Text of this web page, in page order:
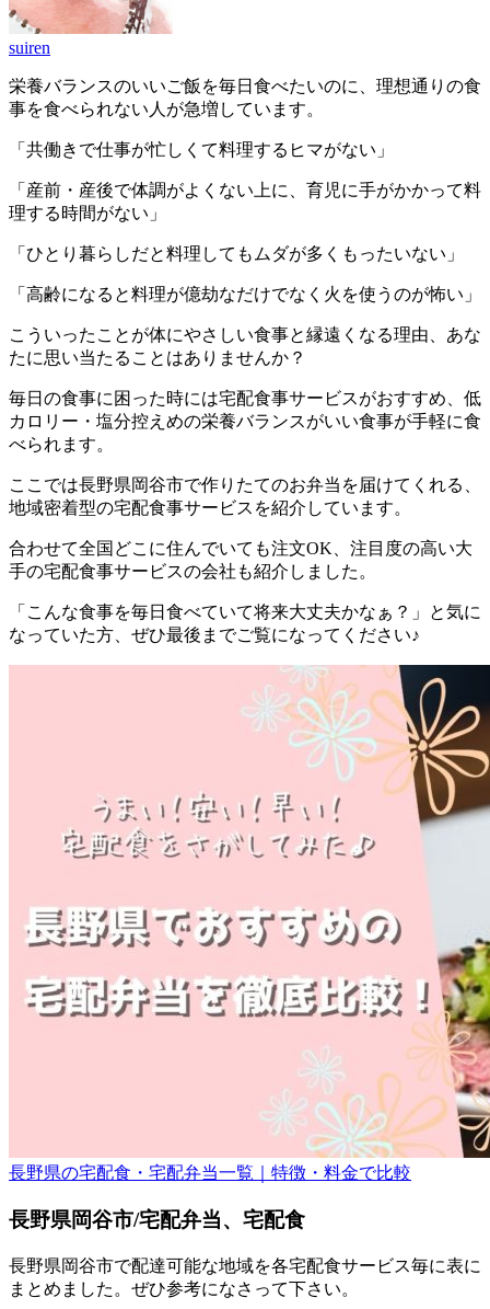
suiren
栄養バランスのいいご飯を毎日食べたいのに、理想通りの食
事を食べられない人が急増しています。
「共働きで仕事が忙しくて料理するヒマがない」
「産前・産後で体調がよくない上に、育児に手がかかって料
理する時間がない」
「ひとり暮らしだと料理してもムダが多くもったいない」
「高齢になると料理が億劫なだけでなく火を使うのが怖い」
こういったことが体にやさしい食事と縁遠くなる理由、あな
たに思い当たることはありませんか？
毎日の食事に困った時には宅配食事サービスがおすすめ、低
カロリー・塩分控えめの栄養バランスがいい食事が手軽に食
べられます。
ここでは長野県岡谷市で作りたてのお弁当を届けてくれる、
地域密着型の宅配食事サービスを紹介しています。
合わせて全国どこに住んでいても注文OK、注目度の高い大
手の宅配食事サービスの会社も紹介 しました。
「こんな食事を毎日食べていて将来大丈夫かなぁ？」と気に
なっていた方、ぜひ最後までご覧になってください♪
長野県の宅配食・宅配弁当一覧｜特徴・料金で比較
長野県岡谷市/宅配弁当、宅配食
長野県岡谷市で配達可能な地域を各宅配食サービス毎に表に
まとめました。ぜひ参考になさって下さい。